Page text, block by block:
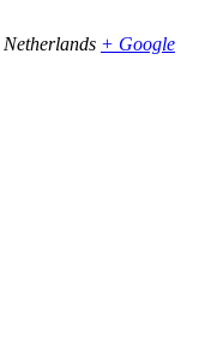
Netherlands + Google